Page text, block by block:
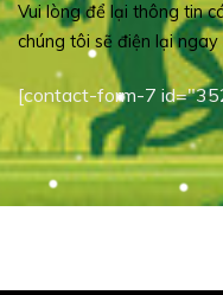
Vui lòng để lại thông tin
chúng tôi sẽ điện lại
[contact-form-7